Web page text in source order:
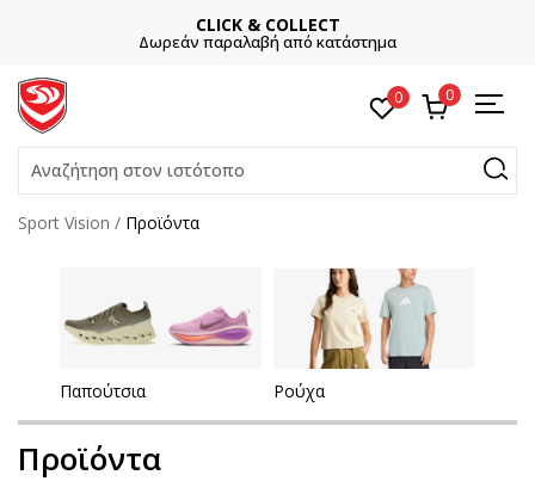
CLICK & COLLECT
Δωρεάν παραλαβή από κατάστημα
0 0
Αναζήτηση στον ιστότοπο
Sport Vision Προϊόντα
Παπούτσια Ρούχα
Προϊόντα